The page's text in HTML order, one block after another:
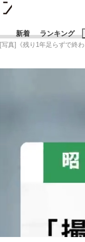
新着 ランキング
[写真]《残り1年足らずで終